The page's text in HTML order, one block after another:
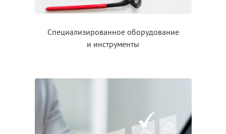
Специализированное оборудование
и инструменты